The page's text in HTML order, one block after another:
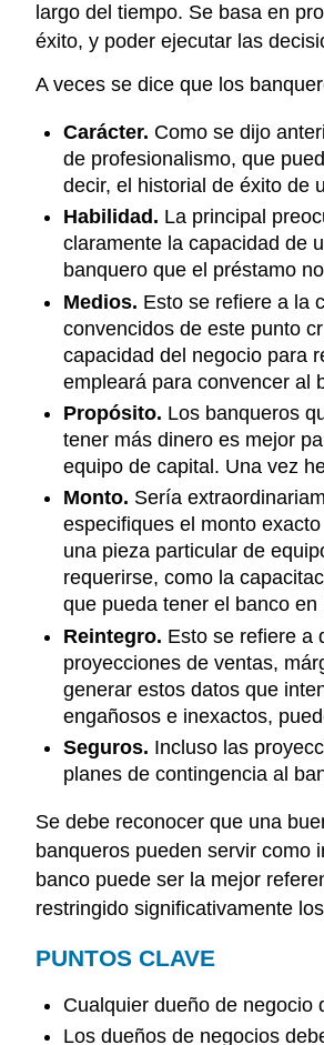
largo del tiempo. Se basa en
éxito, y poder ejecutar las
A veces se dice que los
Carácter. Como se dijo
de profesionalismo, que
decir, el historial de éxito de
Habilidad. La principal
claramente la capacidad de
banquero que el préstamo
Medios. Esto se refiere a la
convencidos de este punto
capacidad del negocio para
empleará para convencer al
Propósito. Los banqueros
tener más dinero es mejor
equipo de capital. Una vez
Monto. Sería
especifiques el monto
una pieza particular de
requerirse, como la
que pueda tener el banco
Reintegro. Esto se refiere a
proyecciones de ventas,
generar estos datos que
engañosos e inexactos,
Seguros. Incluso las
planes de contingencia al
Se debe reconocer que una
banqueros pueden servir como
banco puede ser la mejor
restringido significativamente
PUNTOS CLAVE
Cualquier dueño de negocio
Los dueños de negocios